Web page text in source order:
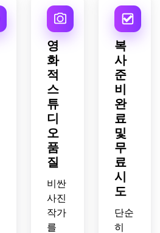
영
화
적
스
튜
디
오
품
질
비싼
사진
작가
를
복
사
준
비
완
료
및
무
료
시
도
단순
히